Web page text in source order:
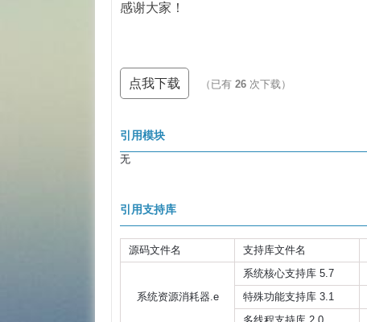
感谢大家！
点我下载 （已有 26 次下载）
引用模块
无
引用支持库
源码文件名 支持库文件名
系统资源消耗器.e
系统核心支持库 5.7
特殊功能支持库 3.1